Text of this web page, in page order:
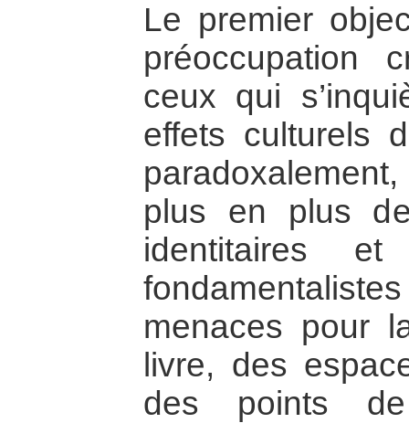
Le premier
préoccupation
ceux qui
effets culturels
plus en plus
identitaires et
menaces pour
livre, des
des points